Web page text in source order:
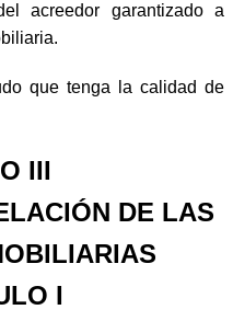
acreedor garantizado a
que tenga la calidad de
III
DE LAS
I